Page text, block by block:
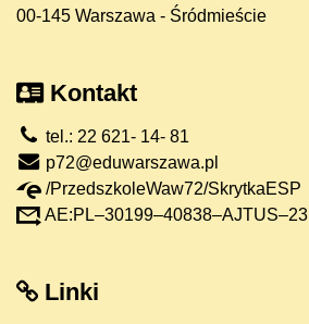
00-145 Warszawa - Śródmieście
Kontakt
tel.: 22 621- 14- 81
p72@eduwarszawa.pl
/PrzedszkoleWaw72/SkrytkaESP
AE:PL–30199–40838–AJTUS–23
Linki